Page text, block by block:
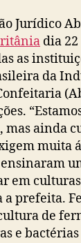
Jurídico
dia
as
da
mas ainda
muita
em
a prefeita.
de
e bactérias